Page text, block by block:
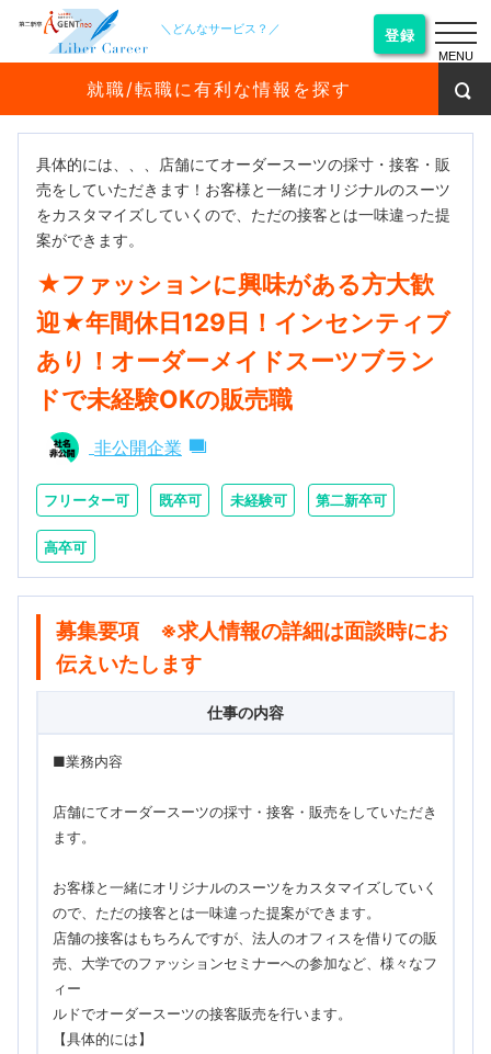
＼どんなサービス？／ 登録
就職/転職に有利な情報を探す
具体的には、、、店舗にてオーダースーツの採寸・接客・販
売をしていただきます！お客様と一緒にオリジナルのスーツ
をカスタマイズしていくので、ただの接客とは一味違った提
案ができます。
★ファッションに興味がある方大歓
迎★年間休日129日！インセンティブ
あり！オーダーメイドスーツブラン
ドで未経験OKの販売職
非公開企業
フリーター可 既卒可 未経験可 第二新卒可
高卒可
募集要項 ※求人情報の詳細は面談時にお
伝えいたします
仕事の内容
■業務内容
店舗にてオーダースーツの採寸・接客・販売をしていただき
ます。
お客様と一緒にオリジナルのスーツをカスタマイズしていく
ので、ただの接客とは一味違った提案ができます。
店舗の接客はもちろんですが、法人のオフィスを借りての販
売、大学でのファッションセミナーへの参加など、様々なフ
ィー
ルドでオーダースーツの接客販売を行います。
【具体的には】
MENU